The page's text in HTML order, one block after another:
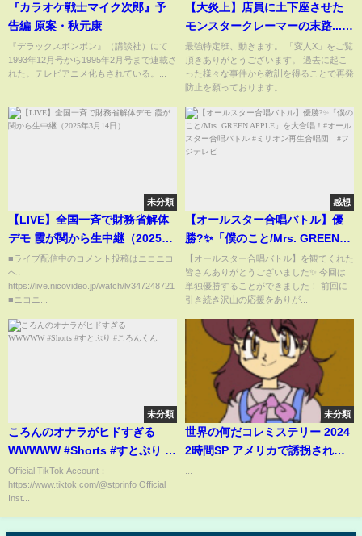
『カラオケ戦士マイク次郎』予
告編 原案・秋元康
『デラックスボンボン』（講談社）にて
1993年12月号から1995年2月号まで連載さ
れた。テレビアニメ化もされている。...
【大炎上】店員に土下座させた
モンスタークレーマーの末路...
【しまむら土下座事件 ファミマ
土下座事件】
最強特定班、動きます。 「変人X」をご覧
頂きありがとうございます。 過去に起こ
った様々な事件から教訓を得ることで再発
防止を願っております。 ...
未分類
【LIVE】全国一斉で財務省解体
デモ 霞が関から生中継（2025年
3月14日）
■ライブ配信中のコメント投稿はニコニコ
へ↓
https://live.nicovideo.jp/watch/lv347248721
■ニコニ...
感想
【オールスター合唱バトル】優
勝?✨「僕のこと/Mrs. GREEN
APPLE」を大合唱！#オールスタ
ー合唱バトル #ミリオン再生合唱
団 #フジテレビ
【オールスター合唱バトル】を観てくれた
皆さんありがとうございました✨ 今回は
単独優勝することができました！ 前回に
引き続き沢山の応援をありが...
未分類
ころんのオナラがヒドすぎる
WWWWW #Shorts #すとぷり #
ころんくん
Official TikTok Account：
https://www.tiktok.com/@stprinfo Official
Inst...
未分類
世界の何だコレミステリー 2024
2時間SP アメリカで誘拐された